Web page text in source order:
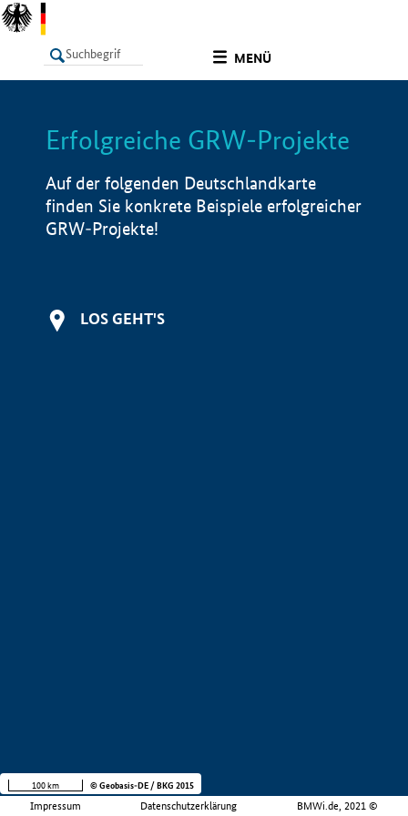
MENÜ
LISTE Info
Erfolgreiche GRW-Projekte
Auf der folgenden Deutschlandkarte
finden Sie konkrete Beispiele erfolgreicher
GRW-Projekte!
LOS GEHT'S
Impressum Datenschutzerklärung BMWi.de, 2021 ©
100 km © Geobasis-DE / BKG 2015